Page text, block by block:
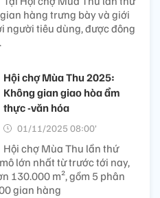
hàng trưng bày và giới
người tiêu dùng, được đông
Hội chợ Mùa Thu 2025:
Không gian giao hòa ẩm
thực -văn hóa
01/11/2025 08:00’
Hội chợ Mùa Thu lần thứ
lớn nhất từ trước tới nay,
130.000 m², gồm 5 phân
gian hàng